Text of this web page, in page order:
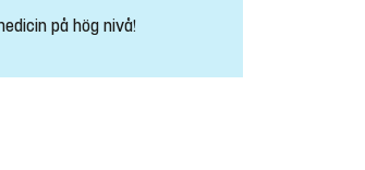
på hög nivå!